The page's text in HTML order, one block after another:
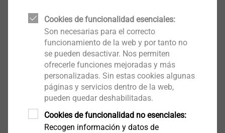
Proyecto: Edificio Skyline
Ubicación: Zaragoza
: Nueva construcción. Fachada ventilada.
: 2020
Louvelia Facade Solutions
Fijaciones EJOT:Anclaje de fachada SDF-KB-10H
Otros actores:
​​​​​​​Arquitectos: Julio Clúa y Francisco Mangado
Cookies de funcionalidad esenciales:
Son necesarias para el correcto
funcionamiento de la web y por tanto no
se pueden desactivar. Nos permiten
ofrecerle funciones mejoradas y más
personalizadas. Sin estas cookies algunas
páginas y servicios dentro de la web,
pueden quedar deshabilitadas.
Cookies de funcionalidad no esenciales:
Recogen información y datos de